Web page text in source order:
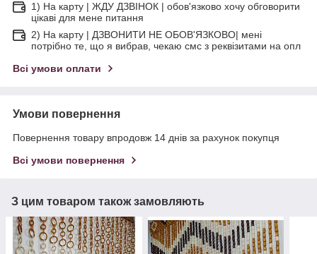
1) На карту | ЖДУ ДЗВІНОК | обов'язково хочу обговорити
цікаві для мене питання
2) На карту | ДЗВОНИТИ НЕ ОБОВ'ЯЗКОВО| мені
потрібно те, що я вибрав, чекаю смс з реквізитами на опл
Всі умови оплати
Умови повернення
Повернення товару впродовж 14 днів за рахунок покупця
Всі умови повернення
З цим товаром також замовляють